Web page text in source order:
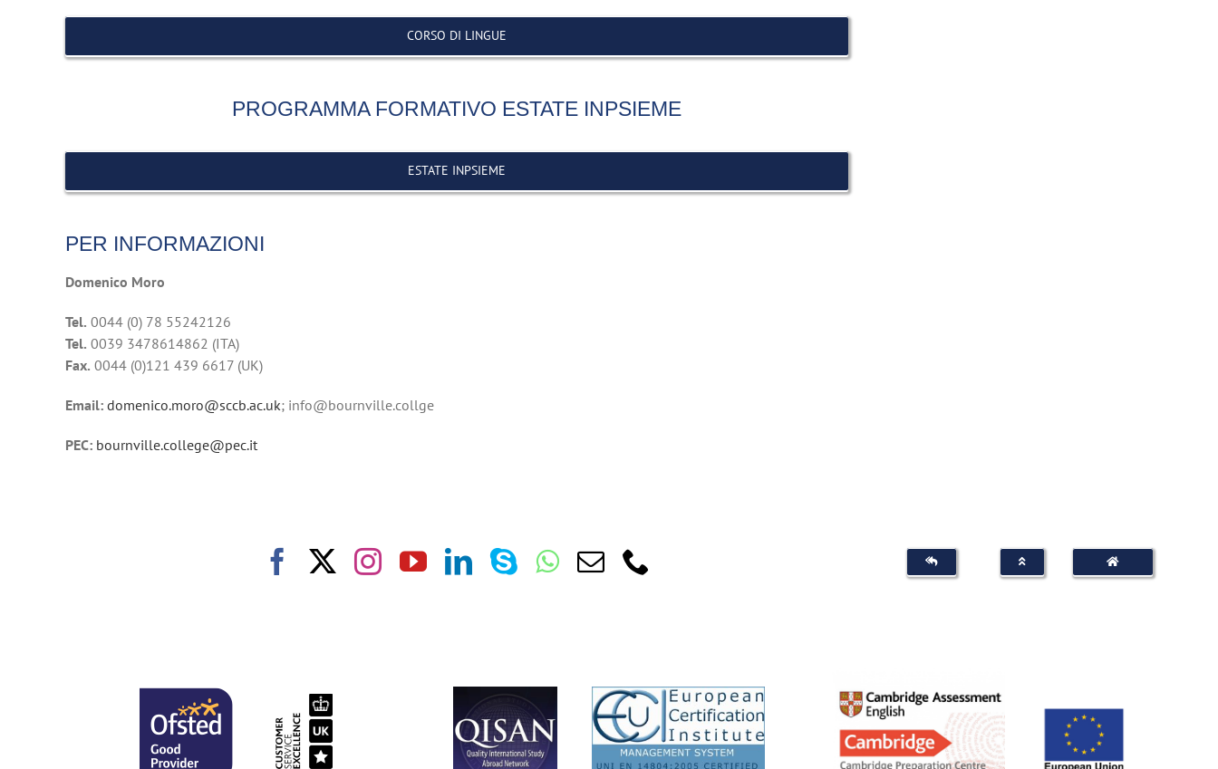
CORSO DI LINGUE
PROGRAMMA FORMATIVO ESTATE INPSIEME
ESTATE INPSIEME
PER INFORMAZIONI
Domenico Moro
Tel. 0044 (0) 78 55242126
Tel. 0039 3478614862 (ITA)
Fax. 0044 (0)121 439 6617 (UK)
Email: domenico.moro@sccb.ac.uk; info@bournville.collge
PEC: bournville.college@pec.it